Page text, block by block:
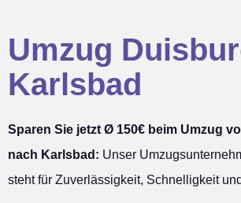
Umzug
Karlsbad
Sparen Sie jetzt Ø 150€ beim Umzug
nach Karlsbad: Unser
steht für Zuverlässigkeit, Schnelligkeit